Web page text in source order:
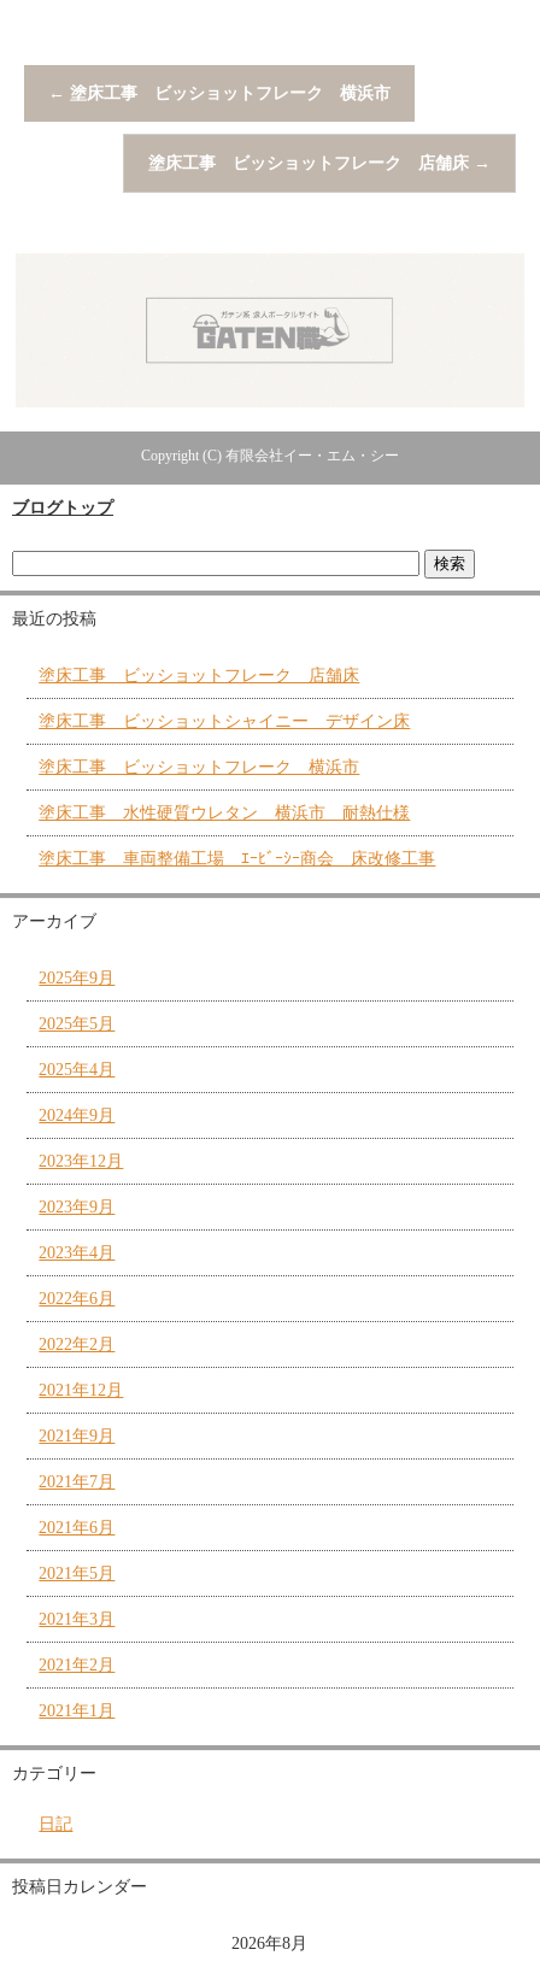
← 塗床工事 ビッショットフレーク 横浜市
塗床工事 ビッショットフレーク 店舗床 →
Copyright (C) 有限会社イー・エム・シー
ブログトップ
最近の投稿
塗床工事 ビッショットフレーク 店舗床
塗床工事 ビッショットシャイニー デザイン床
塗床工事 ビッショットフレーク 横浜市
塗床工事 水性硬質ウレタン 横浜市 耐熱仕様
塗床工事 車両整備工場 ｴｰﾋﾞｰｼｰ商会 床改修工事
アーカイブ
2025年9月
2025年5月
2025年4月
2024年9月
2023年12月
2023年9月
2023年4月
2022年6月
2022年2月
2021年12月
2021年9月
2021年7月
2021年6月
2021年5月
2021年3月
2021年2月
2021年1月
カテゴリー
日記
投稿日カレンダー
2026年8月